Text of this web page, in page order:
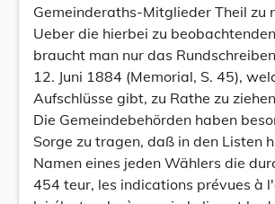
Gemeinderaths-Mitglieder Theil zu
Ueber die hierbei zu
braucht man nur das
12. Juni 1884 (Memorial, S. 45),
Aufschlüsse gibt, zu Rathe zu
Die Gemeindebehörden haben
Sorge zu tragen, daß in den Listen
Namen eines jeden Wählers die
454 teur, les indications prévues à